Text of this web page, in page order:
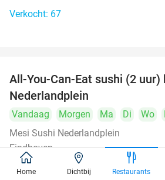
Verkocht: 67
All-You-Can-Eat sushi (2 uur)
Nederlandplein
Vandaag Morgen Ma Di Wo
Mesi Sushi Nederlandplein
Eindhoven
Verkocht: 468
Home Dichtbij Restaurants